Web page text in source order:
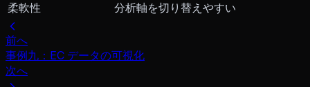
柔軟性
分析軸を切り替えやすい
前へ
事例九：EC データの可視化
次へ